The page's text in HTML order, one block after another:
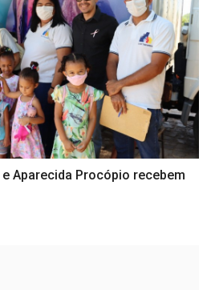
Aparecida Procópio recebem